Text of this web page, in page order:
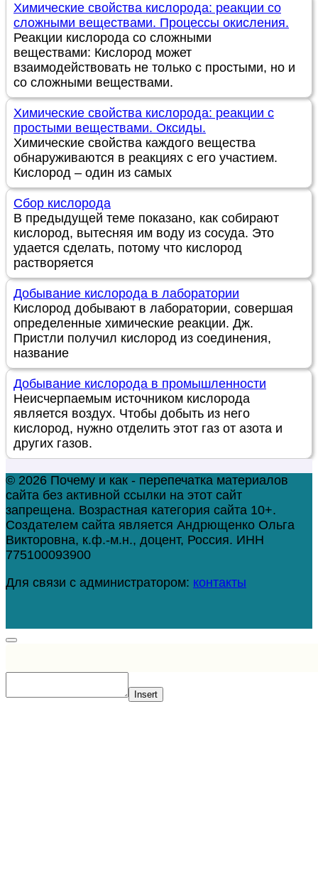
Химические свойства кислорода: реакции со
сложными веществами. Процессы окисления.
Реакции кислорода со сложными
веществами: Кислород может
взаимодействовать не только с простыми, но и
со сложными веществами.
Химические свойства кислорода: реакции с
простыми веществами. Оксиды.
Химические свойства каждого вещества
обнаруживаются в реакциях с его участием.
Кислород – один из самых
Сбор кислорода
В предыдущей теме показано, как собирают
кислород, вытесняя им воду из сосуда. Это
удается сделать, потому что кислород
растворяется
Добывание кислорода в лаборатории
Кислород добывают в лаборатории, совершая
определенные химические реакции. Дж.
Пристли получил кислород из соединения,
название
Добывание кислорода в промышленности
Неисчерпаемым источником кислорода
является воздух. Чтобы добыть из него
кислород, нужно отделить этот газ от азота и
других газов.
© 2026 Почему и как - перепечатка материалов
сайта без активной ссылки на этот сайт
запрещена. Возрастная категория сайта 10+.
Создателем сайта является Андрющенко Ольга
Викторовна, к.ф.-м.н., доцент, Россия. ИНН
775100093900
Для связи с администратором: контакты
Insert